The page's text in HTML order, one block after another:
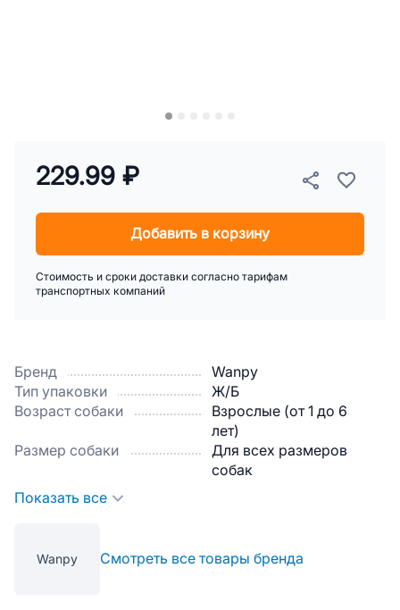
Бренд
Wanpy
Тип упаковки
Ж/Б
Возраст собаки
Взрослые (от 1 до 6
лет)
Размер собаки
Для всех размеров
собак
Показать все
Wanpy Смотреть все товары бренда
229.99 ₽
Добавить в корзину
Стоимость и сроки доставки согласно тарифам
транспортных компаний